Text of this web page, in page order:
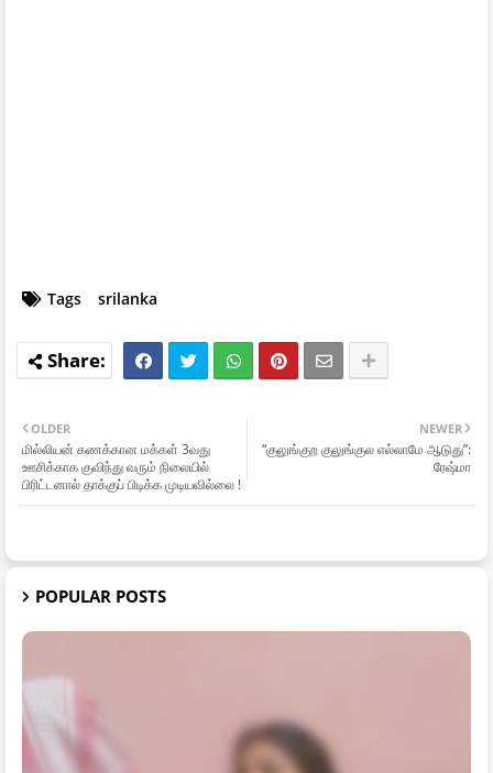
Tags srilanka
NEWER
“குலுங்குற குலுங்குல எல்லாமே ஆடுது”:
ரேஷ்மா
OLDER
மில்லியன் கணக்கான மக்கள் 3வது
ஊசிக்காக குவிந்து வரும் நிலையில்
பிரிட்டனால் தாக்குப் பிடிக்க முடியவில்லை !
POPULAR POSTS